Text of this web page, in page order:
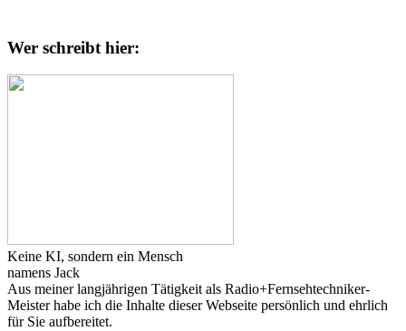
Wer schreibt hier:
Keine KI, sondern ein Mensch
namens Jack
Aus meiner langjährigen Tätigkeit als Radio+Fernsehtechniker-
Meister habe ich die Inhalte dieser Webseite persönlich und ehrlich
für Sie aufbereitet.